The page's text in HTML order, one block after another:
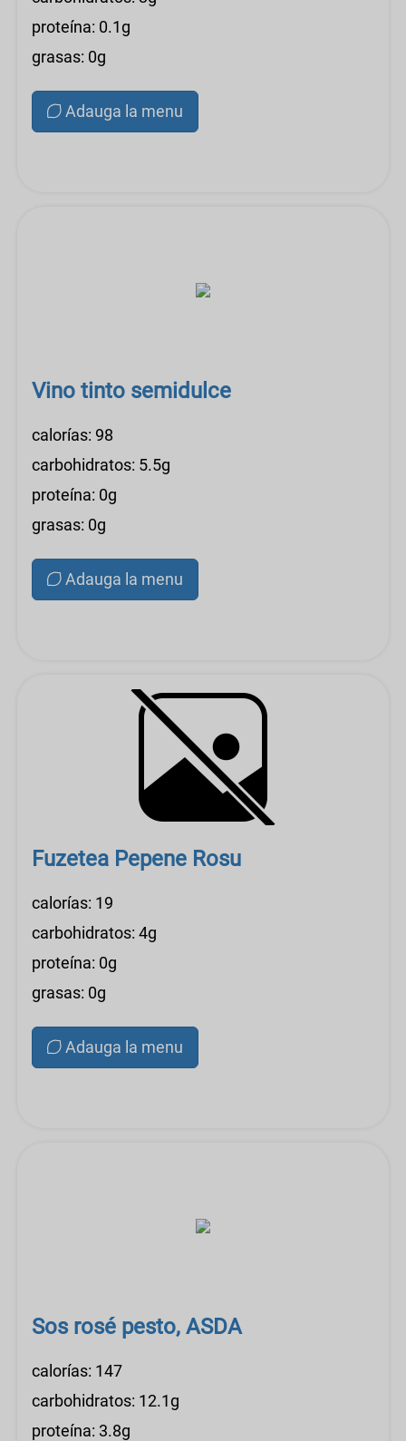
proteína: 0.1g
grasas: 0g
Adauga la menu
Vino tinto semidulce
calorías: 98
carbohidratos: 5.5g
proteína: 0g
grasas: 0g
Adauga la menu
Fuzetea Pepene Rosu
calorías: 19
carbohidratos: 4g
proteína: 0g
grasas: 0g
Adauga la menu
Sos rosé pesto, ASDA
calorías: 147
carbohidratos: 12.1g
proteína: 3.8g